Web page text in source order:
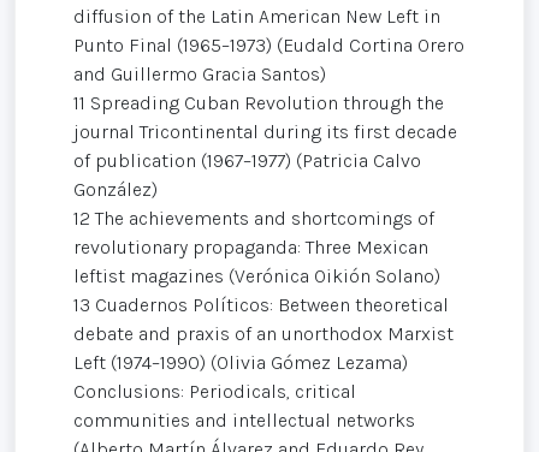
diffusion of the Latin American New Left in
Punto Final (1965–1973) (Eudald Cortina Orero
and Guillermo Gracia Santos)
11 Spreading Cuban Revolution through the
journal Tricontinental during its first decade
of publication (1967–1977) (Patricia Calvo
González)
12 The achievements and shortcomings of
revolutionary propaganda: Three Mexican
leftist magazines (Verónica Oikión Solano)
13 Cuadernos Políticos: Between theoretical
debate and praxis of an unorthodox Marxist
Left (1974–1990) (Olivia Gómez Lezama)
Conclusions: Periodicals, critical
communities and intellectual networks